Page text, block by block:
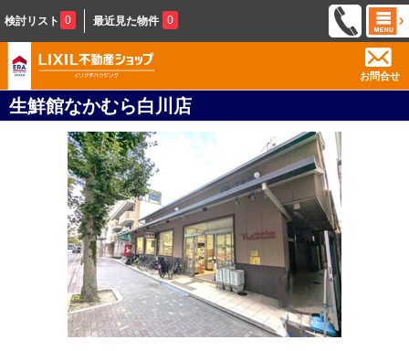
検討リスト 0 最近見た物件 0
お問合せ
生鮮館なかむら白川店